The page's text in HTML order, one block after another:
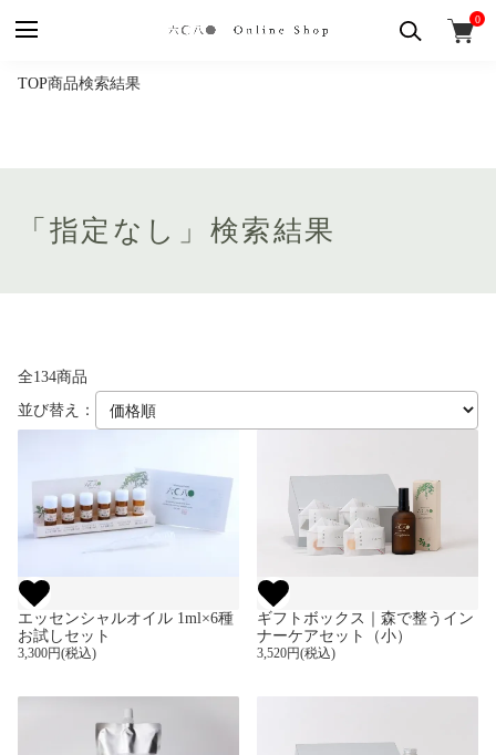
0
TOP商品検索結果
「指定なし」検索結果
全134商品
並び替え：
エッセンシャルオイル 1ml×6種
お試しセット
3,300円(税込)
ギフトボックス｜森で整うイン
ナーケアセット（小）
3,520円(税込)